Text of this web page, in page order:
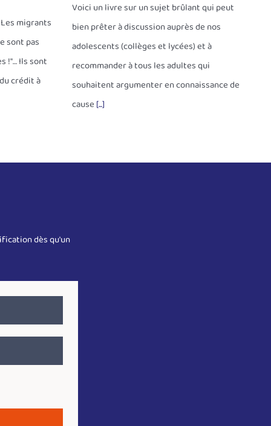
migrants
sont pas
!"… Ils sont
crédit à
Voici un livre sur un sujet brûlant qui peut
bien prêter à discussion auprès de nos
adolescents (collèges et lycées) et à
recommander à tous les adultes qui
souhaitent argumenter en connaissance de
cause [...]
dès qu'un